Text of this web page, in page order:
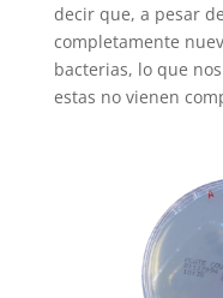
decir que, a pesar
completamente
bacterias, lo que
estas no vienen